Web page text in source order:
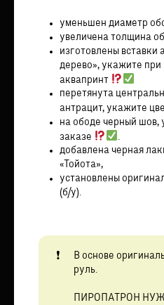
уменьшен диаметр
увеличена толщина
изготовлены вставки
дерево», укажите
аквапринт
перетянута
антрацит, укажите
на ободе черный шов,
заказе
.
добавлена черная
«Тойота»,
установлены
(б/у).
В основе
руль.
ПИРОПАТРОН